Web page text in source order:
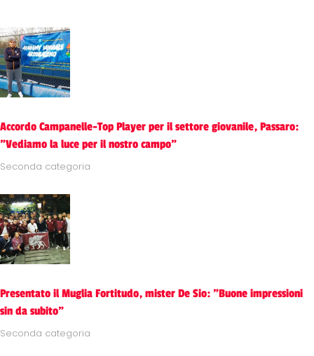
Accordo Campanelle-Top Player per il settore giovanile, Passaro:
"Vediamo la luce per il nostro campo"
Seconda categoria
Presentato il Muglia Fortitudo, mister De Sio: "Buone impressioni
sin da subito"
Seconda categoria